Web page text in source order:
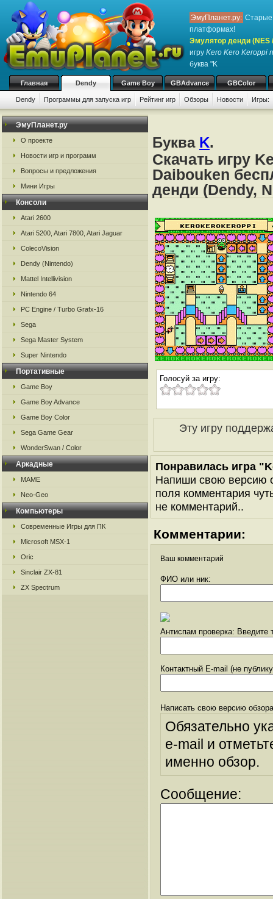
ЭмуПланет.ру: Старые
платформах!
Эмулятор денди (NES
игру Kero Kero Keroppi
буква "K
Главная Dendy Game Boy GBAdvance GBColor
Dendy Программы для запуска игр Рейтинг игр Обзоры Новости Игры:
ЭмуПланет.ру
О проекте
Новости игр и программ
Вопросы и предложения
Мини Игры
Консоли
Atari 2600
Atari 5200, Atari 7800, Atari Jaguar
ColecoVision
Dendy (Nintendo)
Mattel Intellivision
Nintendo 64
PC Engine / Turbo Grafx-16
Sega
Sega Master System
Super Nintendo
Портативные
Game Boy
Game Boy Advance
Game Boy Color
Sega Game Gear
WonderSwan / Color
Аркадные
MAME
Neo-Geo
Компьютеры
Современные Игры для ПК
Microsoft MSX-1
Oric
Sinclair ZX-81
ZX Spectrum
Буква K.
Скачать игру
Daibouken
денди (Dendy,
Голосуй за игру:
Эту игру
Понравилась игра
Напиши свою версию
поля комментария
не комментарий..
Комментарии:
Ваш комментарий
ФИО или ник:
Антиспам проверка: Введите
Контактный E-mail (не
Написать свою версию
Обязательно
e-mail и
именно обзор.
Сообщение: